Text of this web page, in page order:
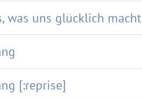
was uns glücklich macht
[:reprise]